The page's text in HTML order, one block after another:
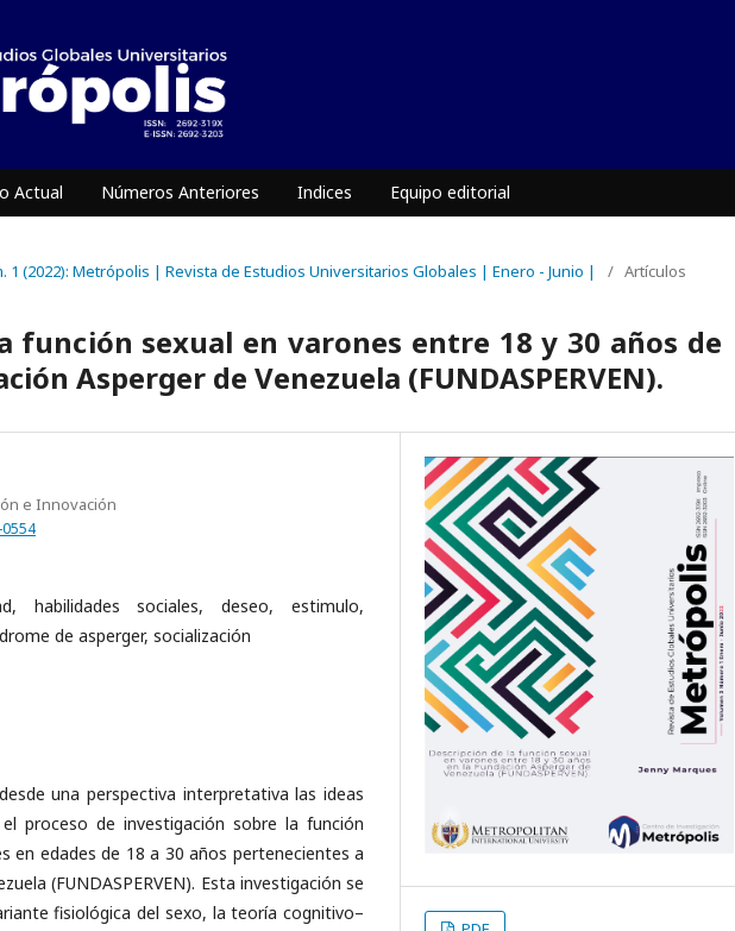
Actual Números Anteriores Indices Equipo editorial
1 (2022): Metrópolis | Revista de Estudios Universitarios Globales | Enero - Junio | / Artículos
función sexual en varones entre 18 y 30 años de
Asperger de Venezuela (FUNDASPERVEN).
e Innovación
habilidades sociales, deseo, estimulo,
de asperger, socialización
una perspectiva interpretativa las ideas
proceso de investigación sobre la función
en edades de 18 a 30 años pertenecientes a
(FUNDASPERVEN). Esta investigación se
fisiológica del sexo, la teoría cognitivo–